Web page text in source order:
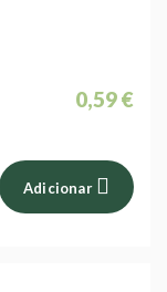
0,59 €
Adicionar